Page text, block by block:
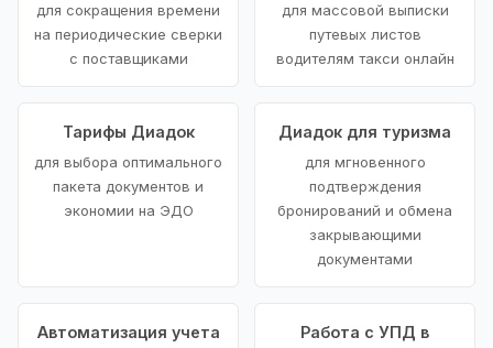
для сокращения времени
на периодические сверки
с поставщиками
для массовой выписки
путевых листов
водителям такси онлайн
Тарифы Диадок
для выбора оптимального
пакета документов и
экономии на ЭДО
Диадок для туризма
для мгновенного
подтверждения
бронирований и обмена
закрывающими
документами
Автоматизация учета
Работа с УПД в